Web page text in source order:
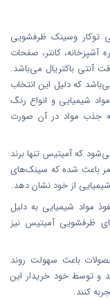
توکار وسینک ظرفشویی
آشپزخانه، کانتر، صفحات
آنتی باکتریال می‌باشد.
که دلیل این انتخاب
مواد شیمیایی و انواع رنگ
جذب مواد در آن صورت
که آمیتیس تنها برند
باعث شده که سینک‌های
از خود نشان دهد.
مواد شیمیایی به دلیل
سینک‌های ظرفشویی آمیتیس نیز
باعث سهولت روند
و توسط خود خریدار این
کنند.